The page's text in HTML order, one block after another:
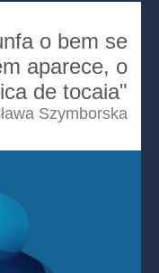
o bem se
aparece, o
de tocaia"
Szymborska